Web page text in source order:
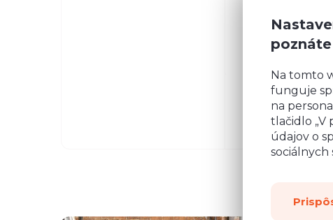
poznáte
Na tomto
funguje
na
tlačidlo „V
údajov o
sociálnych